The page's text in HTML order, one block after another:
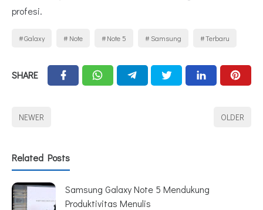
profesi.
Galaxy Note Note 5 Samsung Terbaru
SHARE
NEWER OLDER
Related Posts
Samsung Galaxy Note 5 Mendukung
Produktivitas Menulis